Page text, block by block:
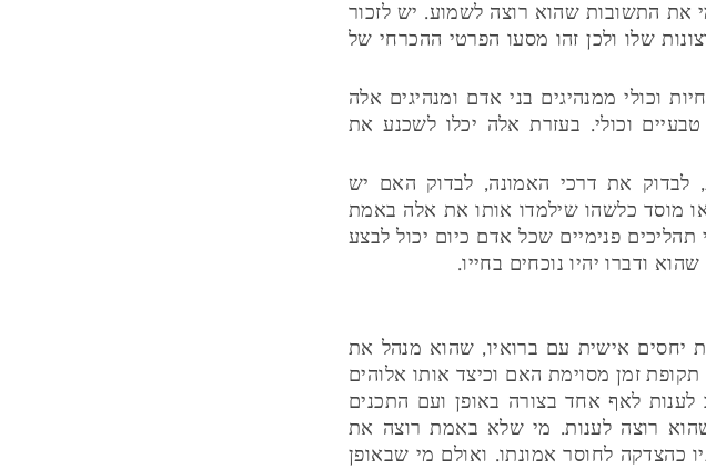
את התשובות שהוא רוצה לשמוע. יש לזכור
שלו ולכן זהו מסעו הפרטי ההכרחי של
ממנהיגים בני אדם ומנהיגים אלה
וכולי. בעזרת אלה יכלו לשכנע את
לבדוק את דרכי האמונה, לבדוק האם יש
מוסד כלשהו שילמדו אותו את אלה באמת
פנימיים שכל אדם כיום יכול לבצע
ודברו יהיו נוכחים בחייו.
יחסים אישית עם ברואיו, שהוא מנהל את
תקופת זמן מסוימת האם וכיצד אותו אלוהים
לענות לאף אחד בצורה באופן ועם התכנים
רוצה לענות. מי שלא באמת רוצה את
לחוסר אמונתו. ואולם מי שבאופן